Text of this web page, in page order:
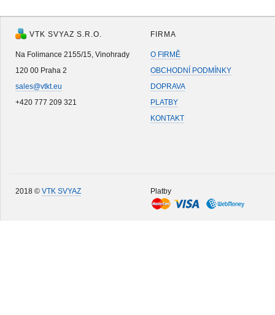
VTK SVYAZ S.R.O.
Na Folimance 2155/15, Vinohrady
120 00 Praha 2
sales@vtkt.eu
+420 777 209 321
FIRMA
O FIRMĚ
OBCHODNÍ PODMÍNKY
DOPRAVA
PLATBY
KONTAKT
2018 © VTK SVYAZ Platby